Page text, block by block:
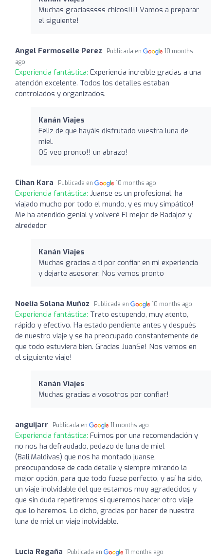
Muchas graciasssss chicos!!!! Vamos a preparar
el siguiente!
Angel Fermoselle Perez Publicada en
10 months
ago
Experiencia fantástica: Experiencia increíble gracias a una
atención excelente. Todos los detalles estaban
controlados y organizados.
Kanán Viajes
Feliz de que hayáis disfrutado vuestra luna de
miel.
OS veo pronto!! un abrazo!
Cihan Kara Publicada en 10 months ago
Experiencia fantástica: Juanse es un profesional, ha
viajado mucho por todo el mundo, y es muy simpático!
Me ha atendido genial y volveré El mejor de Badajoz y
alrededor
Kanán Viajes
Muchas gracias a ti por confiar en mi experiencia
y dejarte asesorar. Nos vemos pronto
Noelia Solana Muñoz Publicada en 10 months ago
Experiencia fantástica: Trato estupendo, muy atento,
rápido y efectivo. Ha estado pendiente antes y después
de nuestro viaje y se ha preocupado constantemente de
que todo estuviera bien. Gracias JuanSe! Nos vemos en
el siguiente viaje!
Kanán Viajes
Muchas gracias a vosotros por confiar!
anguijarr Publicada en 11 months ago
Experiencia fantástica: Fuimos por una recomendación y
no nos ha defraudado, pedazo de luna de miel
(Bali,Maldivas) que nos ha montado juanse,
preocupandose de cada detalle y siempre mirando la
mejor opción, para que todo fuese perfecto, y así ha sido,
un viaje inolvidable del que estamos muy agradecidos y
que sin duda repetiremos si queremos hacer otro viaje
que lo haremos. Lo dicho, gracias por hacer de nuestra
luna de miel un viaje inolvidable.
Lucia Regaña Publicada en 11 months ago